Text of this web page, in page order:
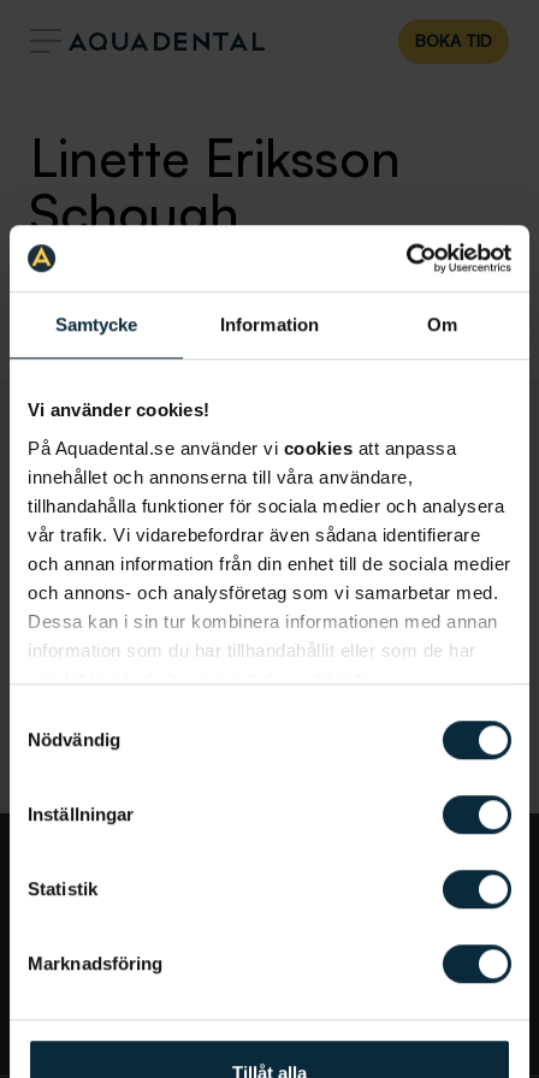
Samtycke Information Om
Vi använder cookies!
På Aquadental.se använder vi cookies att anpassa
innehållet och annonserna till våra användare,
tillhandahålla funktioner för sociala medier och analysera
vår trafik. Vi vidarebefordrar även sådana identifierare
och annan information från din enhet till de sociala medier
och annons- och analysföretag som vi samarbetar med.
Dessa kan i sin tur kombinera informationen med annan
information som du har tillhandahållit eller som de har
samlat in när du har använt deras tjänster.
Nödvändig
Inställningar
Statistik
Marknadsföring
Tillåt alla
BOKA TID
Linette Eriksson
Schough
Tandsköterska
Jag vill...
Bra att veta
Mer om Aqua Dental